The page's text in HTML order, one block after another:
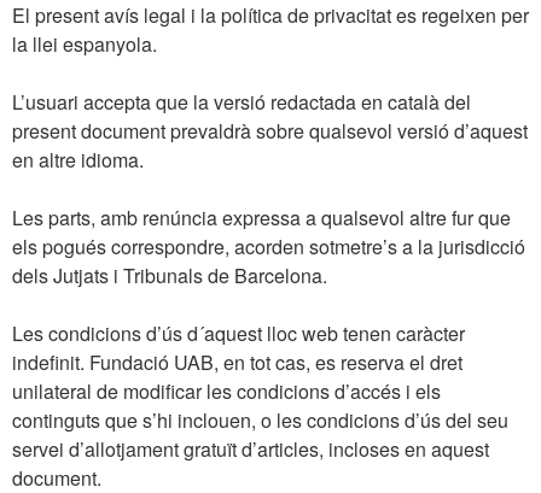
El present avís legal i la política de privacitat es regeixen per
la llei espanyola.
L’usuari accepta que la versió redactada en català del
present document prevaldrà sobre qualsevol versió d’aquest
en altre idioma.
Les parts, amb renúncia expressa a qualsevol altre fur que
els pogués correspondre, acorden sotmetre’s a la jurisdicció
dels Jutjats i Tribunals de Barcelona.
Les condicions d’ús d´aquest lloc web tenen caràcter
indefinit. Fundació UAB, en tot cas, es reserva el dret
unilateral de modificar les condicions d’accés i els
continguts que s’hi inclouen, o les condicions d’ús del seu
servei d’allotjament gratuït d’articles, incloses en aquest
document.